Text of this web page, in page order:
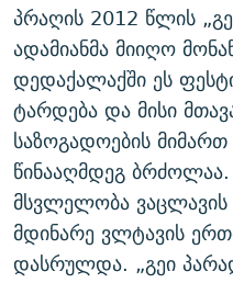
პრაღის 2012 წლის
ადამიანმა მიიღო
დედაქალაქში ეს
ტარდება და მისი
საზოგადოების მიმართ
წინააღმდეგ
მსვლელობა
მდინარე ვლტავის
დასრულდა. „გეი